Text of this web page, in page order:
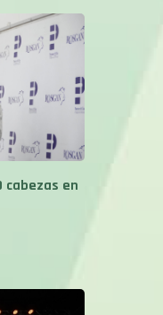
cabezas en